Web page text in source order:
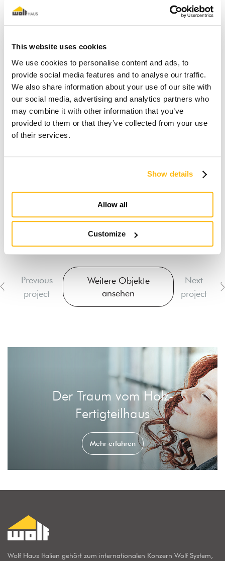
This website uses cookies
We use cookies to personalise content and ads, to
provide social media features and to analyse our traffic.
We also share information about your use of our site with
our social media, advertising and analytics partners who
may combine it with other information that you’ve
provided to them or that they’ve collected from your use
of their services.
Show details
Allow all
Customize
Previous
project
Weitere Objekte
ansehen
Next
project
Der Traum vom Holz-
Fertigteilhaus
Mehr erfahren
Wolf Haus Italien gehört zum internationalen Konzern Wolf System,